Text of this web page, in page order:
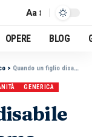
Aa
OPERE BLOG
> Quando un figlio disabile compie 18 anni: come evitare il vuoto legale
GENERICA